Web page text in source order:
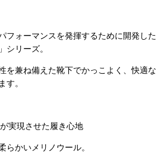
フォーマンスを発揮するために開発した
シリーズ。
を兼ね備えた靴下でかっこよく、快適な
す。
実現させた履き心地
らかいメリノウール。